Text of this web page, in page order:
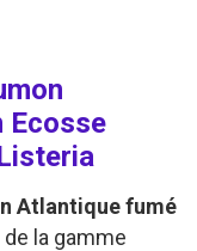
Ecosse
Atlantique fumé
de la gamme